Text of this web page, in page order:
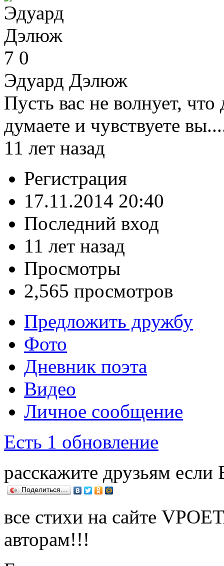
7 0
Эдуард Дэлюж
Пусть вас не волнует, что
думаете и чувствуете
11 лет назад
Регистрация
17.11.2014 20:40
Последний вход
11 лет назад
Просмотры
2,565 просмотров
Предложить дружбу
Фото
Дневник поэта
Видео
Личное сообщение
Есть 1 обновление
расскажите друзьям
Поделиться…
все стихи на сайте
авторам!!!